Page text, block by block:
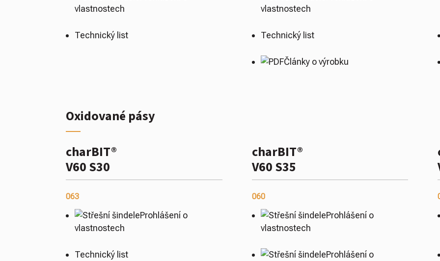
vlastnostech
Technický list
vlastnostech
Technický list
Články o výrobku
Oxidované pásy
charBIT®
V60 S30
063
Prohlášení o
vlastnostech
Technický list
charBIT®
V60 S35
060
Prohlášení o
vlastnostech
Prohlášení o